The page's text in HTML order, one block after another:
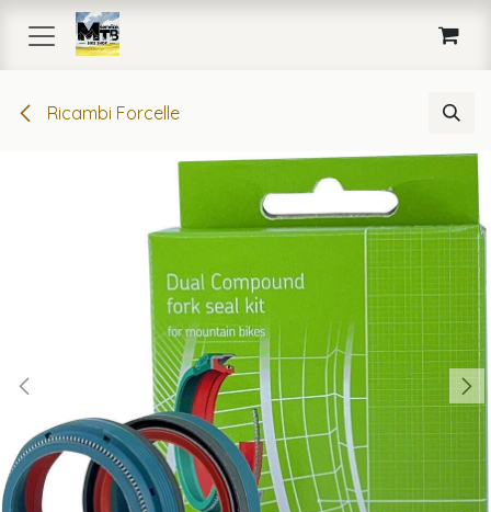
Passa al contenuto
Ricambi Forcelle